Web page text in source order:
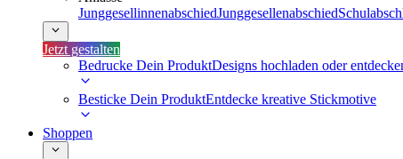
JunggesellinnenabschiedJunggesellenabschied
Jetzt gestalten
Bedrucke Dein ProduktDesigns hochladen oder
Besticke Dein ProduktEntdecke kreative Stickmotive
Shoppen